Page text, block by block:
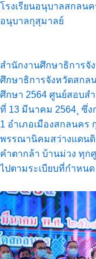
โรงเรียนอนุบาลสกลน
อนุบาลกุสุมาลย์
สำนักงานศึกษาธิการจั
ศึกษาธิการจังหวัดสกล
ศึกษา 2564 ศูนย์สอบส
ที่ 13 มีนาคม 2564 ุ ซึ่ง
1 อำเภอเมืองสกลนค
พรรณานิคมสว่างแดนดิ
คำตากล้า บ้านม่วง ทุก
ไปตามระเบียบที่กำหนด